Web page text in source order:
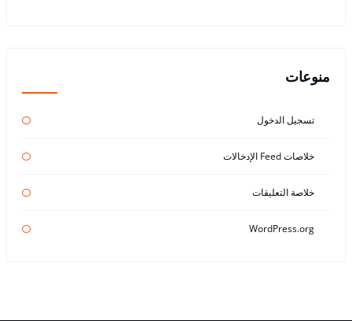
منوعات
تسجيل الدخول
خلاصات Feed الإدخالات
خلاصة التعليقات
WordPress.org